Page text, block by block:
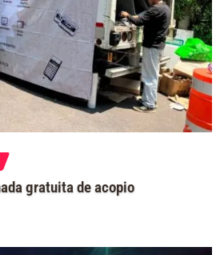
gratuita de acopio